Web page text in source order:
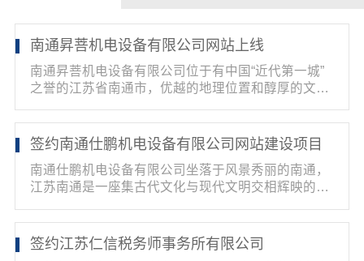
南通昇菩机电设备有限公司网站上线
南通昇菩机电设备有限公司位于有中国“近代第一城”
之誉的江苏省南通市，优越的地理位置和醇厚的文化
签约南通仕鹏机电设备有限公司网站建设项目
南通仕鹏机电设备有限公司坐落于风景秀丽的南通，
江苏南通是一座集古代文化与现代文明交相辉映的中
签约江苏仁信税务师事务所有限公司